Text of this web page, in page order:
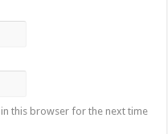
this browser for the next time